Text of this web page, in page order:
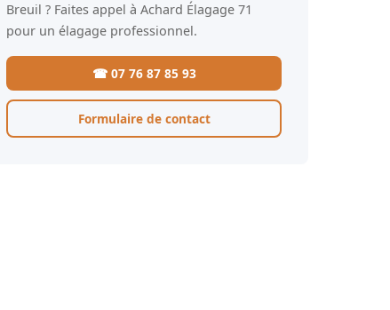
Breuil ? Faites appel à Achard Élagage 71
pour un élagage professionnel.
☎ 07 76 87 85 93
Formulaire de contact